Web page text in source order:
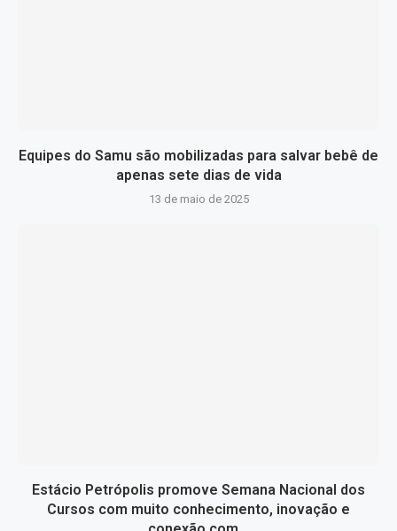
Equipes do Samu são mobilizadas para salvar bebê de
apenas sete dias de vida
13 de maio de 2025
Estácio Petrópolis promove Semana Nacional dos
Cursos com muito conhecimento, inovação e